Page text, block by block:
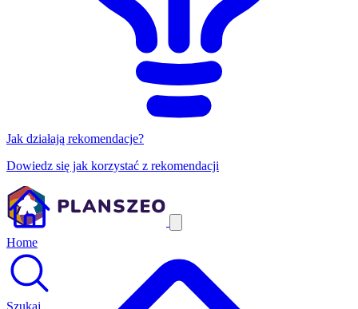
Jak działają rekomendacje?
Dowiedz się jak korzystać z rekomendacji
Home
Szukaj